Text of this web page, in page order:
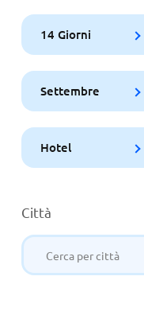
14 Giorni
Settembre
Hotel
Città